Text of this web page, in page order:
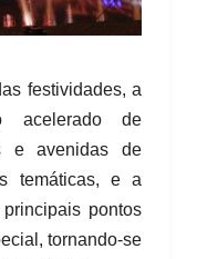
festividades, a
de
e avenidas de
temáticas, e a
pontos
tornando-se